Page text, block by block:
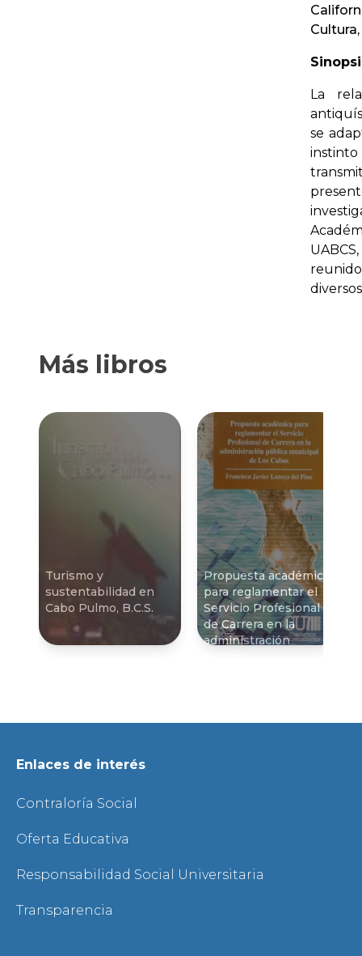
La
se
Más libros
Turismo y
sustentabilidad en
Cabo Pulmo, B.C.S.
Propuesta académica
para reglamentar el
Servicio Profesional
de Carrera en la
administración
Enlaces de interés
Contraloría Social
Oferta Educativa
Responsabilidad Social Universitaria
Transparencia